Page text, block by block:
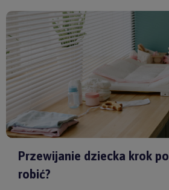
model od sprawdzonych producentów,
HuggimalsczyMembantu
, masz
dziecku bezpieczne i skuteczne wsparcie
Przewijanie dziecka krok
robić?